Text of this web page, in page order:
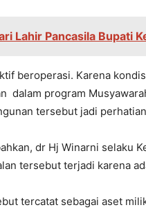
Lahir Pancasila Bupati
beroperasi. Karena
dalam program
tersebut jadi
dr Hj Winarni selaku
tersebut terjadi karena
tercatat sebagai aset